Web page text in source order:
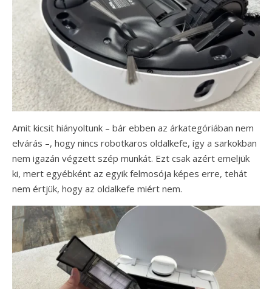
Amit kicsit hiányoltunk – bár ebben az árkategóriában nem
elvárás –, hogy nincs robotkaros oldalkefe, így a sarkokban
nem igazán végzett szép munkát. Ezt csak azért emeljük
ki, mert egyébként az egyik felmosója képes erre, tehát
nem értjük, hogy az oldalkefe miért nem.